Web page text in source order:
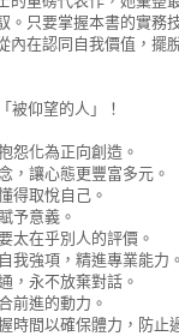
。只要掌握本書的實務
內在認同自我價值，擺
被仰望的人」！
怨化為正向創造。
，讓心態更豐富多元。
得取悅自己。
予意義。
太在乎別人的評價。
我強項，精進專業能力。
，永不放棄對話。
前進的動力。
時間以確保體力，防止